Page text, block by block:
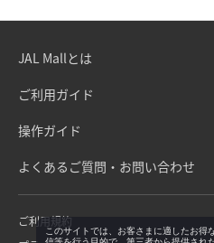
JAL Mallとは
ご利用ガイド
操作ガイド
よくあるご質問・お問い合わせ
ご利用規約
このサイトでは、お客さまに適したお得